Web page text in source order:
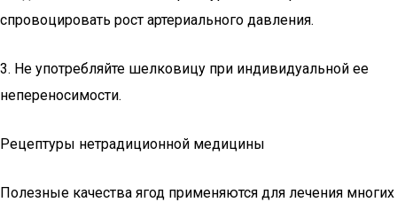
спровоцировать рост артериального давления.
3. Не употребляйте шелковицу при индивидуальной ее
непереносимости.
Рецептуры нетрадиционной медицины
Полезные качества ягод применяются для лечения многих